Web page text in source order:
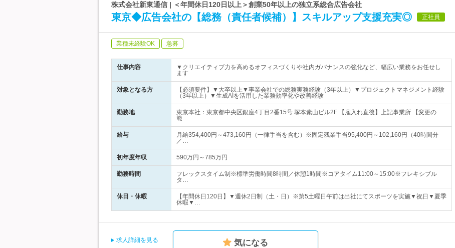
株式会社新東通信 | ＜年間休日120日以上＞創業50年以上の独立系総合広告会社
東京◆広告会社の【総務（責任者候補）】スキルアップ支援充実◎ 正社員
業種未経験OK 急募
仕事内容
▼クリエイティブ力を高めるオフィスづくりや社内ガバナンスの強化など、幅広い業務をお任せし
ます
対象となる方
【必須要件】▼大卒以上▼事業会社での総務実務経験（3年以上）▼プロジェクトマネジメント経験
（3年以上）▼生成AIを活用した業務効率化や改善経験
勤務地
東京本社：東京都中央区銀座4丁目2番15号 塚本素山ビル2F 【雇入れ直後】上記事業所 【変更の
範…
給与
月給354,400円～473,160円（一律手当を含む）※固定残業手当95,400円～102,160円（40時間分
／…
初年度年収 590万円～785万円
勤務時間
フレックスタイム制※標準労働時間8時間／休憩1時間※コアタイム11:00～15:00※フレキシブル
タ…
休日・休暇
【年間休日120日】▼週休2日制（土・日）※第5土曜日午前は出社にてスポーツを実施▼祝日▼夏季
休暇▼…
求人詳細を見る 気になる